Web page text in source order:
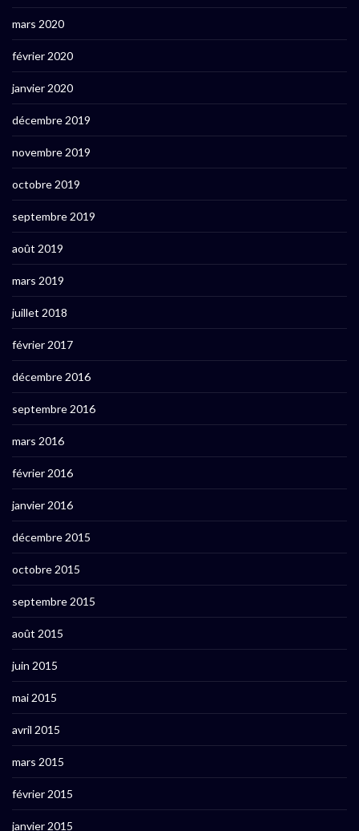
mars 2020
février 2020
janvier 2020
décembre 2019
novembre 2019
octobre 2019
septembre 2019
août 2019
mars 2019
juillet 2018
février 2017
décembre 2016
septembre 2016
mars 2016
février 2016
janvier 2016
décembre 2015
octobre 2015
septembre 2015
août 2015
juin 2015
mai 2015
avril 2015
mars 2015
février 2015
janvier 2015